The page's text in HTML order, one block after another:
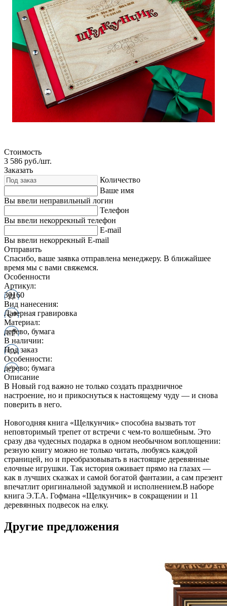
Стоимость
3 586 руб./шт.
Заказать
Количество
Ваше имя
Вы ввели неправильный логин
Телефон
Вы ввели некоррекный телефон
E-mail
Вы ввели некоррекный E-mail
Отправить
Спасибо, ваше заявка отправлена менеджеру. В ближайшее
время мы с вами свяжемся.
Особенности
Артикул:
30160
Вид нанесения:
Лазерная гравировка
Материал:
дерево, бумага
В наличии:
Под заказ
Особенности:
дерево; бумага
Описание
В Новый год важно не только создать праздничное
настроение, но и прикоснуться к настоящему чуду — и снова
поверить в него.
Новогодняя книга «Щелкунчик» способна вызвать тот
неповторимый трепет от встречи с чем-то волшебным. Это
сразу два чудесных подарка в одном необычном воплощении:
резную книгу можно не только читать, любуясь каждой
страницей, но и преобразовывать в настоящие деревянные
елочные игрушки. Так история оживает прямо на глазах —
как в лучших сказках и самой богатой фантазии, а сам презент
впечатлит оригинальной задумкой и исполнением.В наборе
книга Э.Т.А. Гофмана «Щелкунчик» в сокращении и 11
деревянных подвесок на елку.
Другие предложения